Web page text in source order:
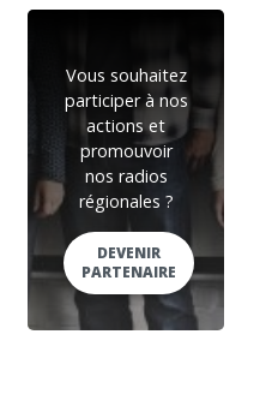
Vous souhaitez
participer à nos
actions et
promouvoir
nos radios
régionales ?
DEVENIR
PARTENAIRE